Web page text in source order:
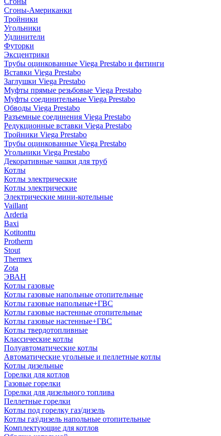
Сгоны-Американки
Тройники
Угольники
Удлинители
Футорки
Эксцентрики
Трубы оцинкованные Viega Prestabo и фитинги
Вставки Viega Prestabo
Заглушки Viega Prestabo
Муфты прямые резьбовые Viega Prestabo
Муфты соединительные Viega Prestabo
Обводы Viega Prestabo
Разъемные соединения Viega Prestabo
Редукционные вставки Viega Prestabo
Тройники Viega Prestabo
Трубы оцинкованные Viega Prestabo
Угольники Viega Prestabo
Декоративные чашки для труб
Котлы
Котлы электрические
Котлы электрические
Электрические мини-котельные
Vaillant
Arderia
Baxi
Kotitonttu
Protherm
Stout
Thermex
Zota
ЭВАН
Котлы газовые
Котлы газовые напольные отопительные
Котлы газовые напольные+ГВС
Котлы газовые настенные отопительные
Котлы газовые настенные+ГВС
Котлы твердотопливные
Классические котлы
Полуавтоматические котлы
Автоматические угольные и пеллетные котлы
Котлы дизельные
Горелки для котлов
Газовые горелки
Горелки для дизельного топлива
Пеллетные горелки
Котлы под горелку газ/дизель
Котлы газ\дизель напольные отопительные
Комплектующие для котлов